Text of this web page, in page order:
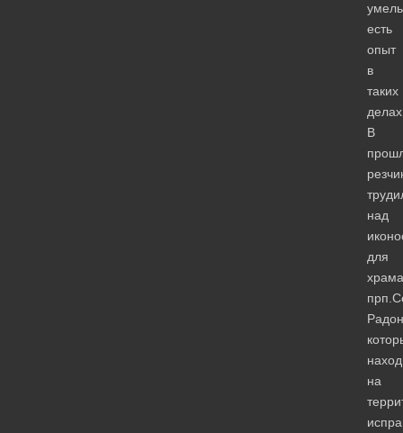
есть
опыт
в
таких
В
над
для
храма
на